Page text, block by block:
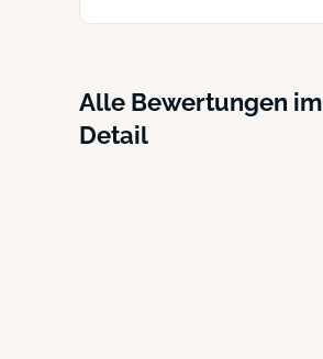
Alle Bewertungen im
Detail